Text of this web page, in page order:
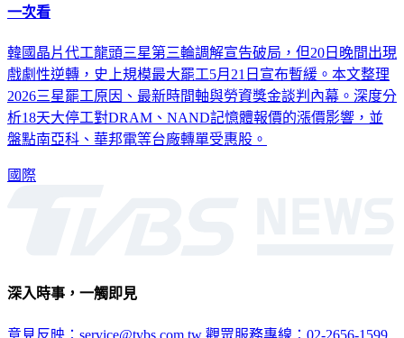
一次看
韓國晶片代工龍頭三星第三輪調解宣告破局，但20日晚間出現
戲劇性逆轉，史上規模最大罷工5月21日宣布暫緩。本文整理
2026三星罷工原因、最新時間軸與勞資獎金談判內幕。深度分
析18天大停工對DRAM、NAND記憶體報價的漲價影響，並
盤點南亞科、華邦電等台廠轉單受惠股。
國際
深入時事，一觸即見
意見反映：service@tvbs.com.tw 觀眾服務專線：02-2656-1599